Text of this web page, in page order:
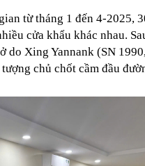
từ tháng 1 đến 4-2025,
cửa khẩu khác nhau.
do Xing Yannank (SN
chủ chốt cầm đầu